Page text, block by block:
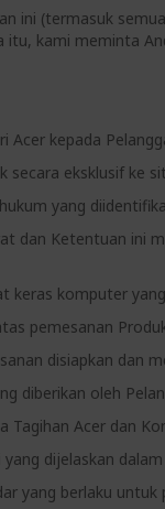
ini (termasuk
itu, kami meminta
Acer kepada
eksklusif ke
yang
dan Ketentuan
keras komputer
pemesanan
disiapkan dan
diberikan oleh
Acer dan
dijelaskan
yang berlaku